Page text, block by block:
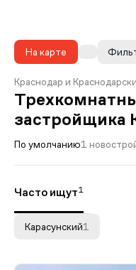
На карте
Краснодар и
застройщика
По умолчанию1
Часто ищут1
Карасунский1